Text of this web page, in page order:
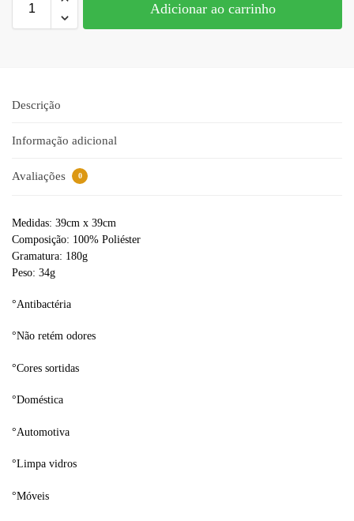
Adicionar ao carrinho
Descrição
Informação adicional
Avaliações 0
Medidas: 39cm x 39cm
Composição: 100% Poliéster
Gramatura: 180g
Peso: 34g
°Antibactéria
°Não retém odores
°Cores sortidas
°Doméstica
°Automotiva
°Limpa vidros
°Móveis